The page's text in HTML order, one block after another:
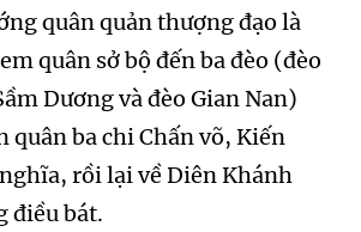
quân quản thượng đạo là
quân sở bộ đến ba đèo (đèo
Dương và đèo Gian Nan)
quân ba chi Chấn võ, Kiến
rồi lại về Diên Khánh
điều bát.